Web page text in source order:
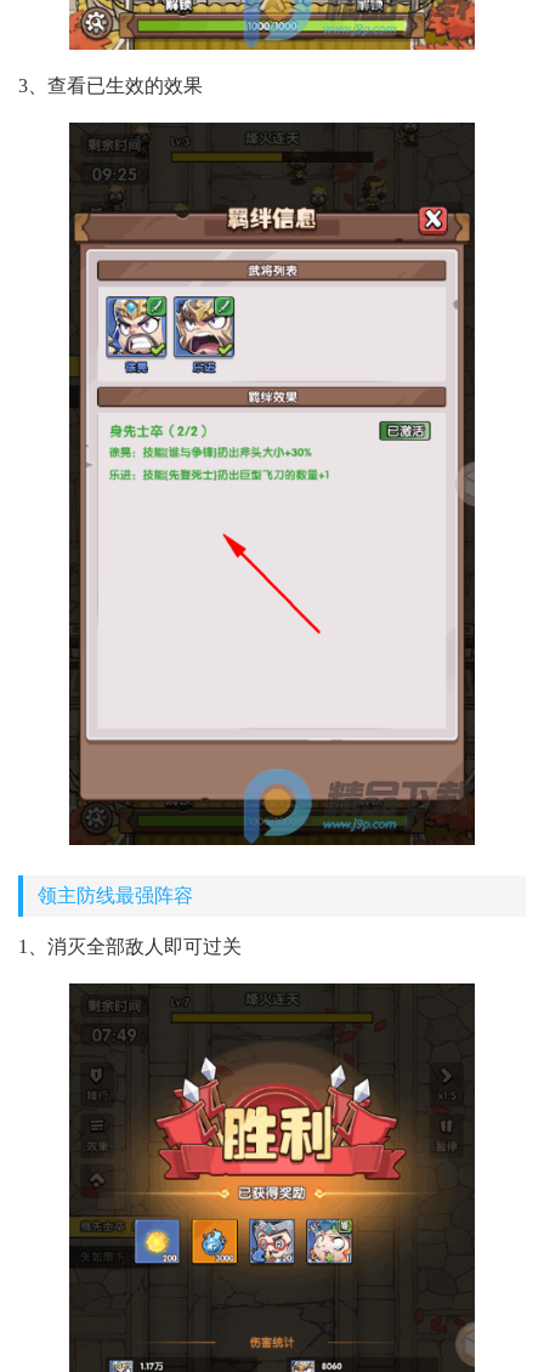
3、查看已生效的效果
领主防线最强阵容
1、消灭全部敌人即可过关